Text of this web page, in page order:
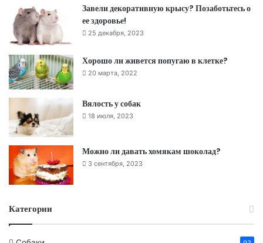
Завели декоративную крысу? Позаботьтесь о
ее здоровье!
25 декабря, 2023
Хорошо ли живется попугаю в клетке?
20 марта, 2022
Вялость у собак
18 июля, 2023
Можно ли давать хомякам шоколад?
3 сентября, 2023
Категории